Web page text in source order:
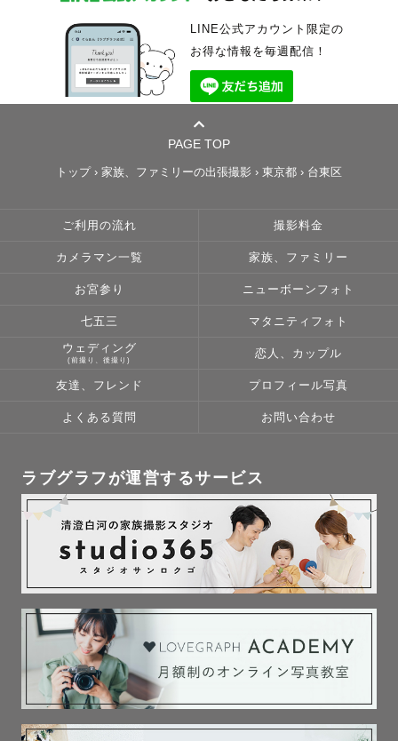
LINE公式アカウント限定の
お得な情報を毎週配信！
PAGE TOP
トップ› 家族、ファミリーの出張撮影 › 東京都 › 台東区
ご利用の流れ 撮影料金
カメラマン一覧 家族、ファミリー
お宮参り ニューボーンフォト
七五三 マタニティフォト
ウェディング
(前撮り、後撮り)
恋人、カップル
友達、フレンド プロフィール写真
よくある質問 お問い合わせ
ラブグラフが運営するサービス